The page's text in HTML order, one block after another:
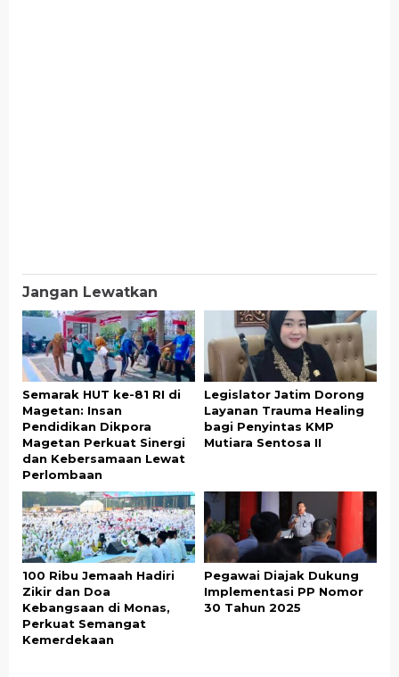
Jangan Lewatkan
Semarak HUT ke-81 RI di
Magetan: Insan
Pendidikan Dikpora
Magetan Perkuat Sinergi
dan Kebersamaan Lewat
Perlombaan
Legislator Jatim Dorong
Layanan Trauma Healing
bagi Penyintas KMP
Mutiara Sentosa II
100 Ribu Jemaah Hadiri
Zikir dan Doa
Kebangsaan di Monas,
Perkuat Semangat
Kemerdekaan
Pegawai Diajak Dukung
Implementasi PP Nomor
30 Tahun 2025